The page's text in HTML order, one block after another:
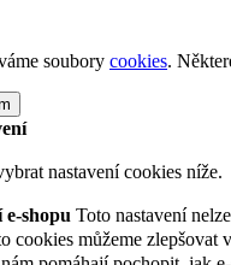
soubory cookies.
nastavení cookies níže.
shopu Toto nastavení
cookies můžeme zlepšovat